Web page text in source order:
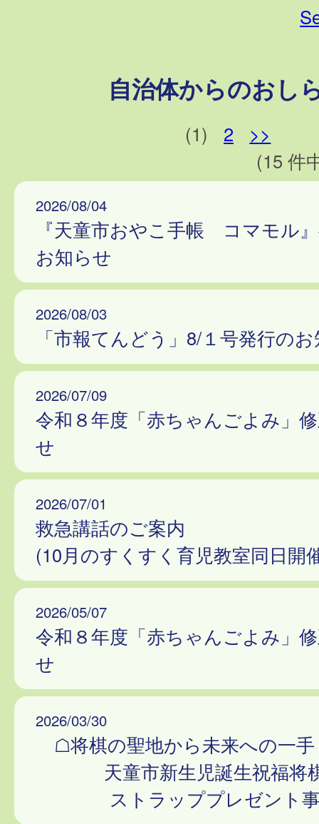
自治体からのおし
(1) 2
>>
(15 件
2026/08/04
『天童市おやこ手帳 コマモル
お知らせ
2026/08/03
「市報てんどう」8/１号発行の
2026/07/09
令和８年度「赤ちゃんごよみ」
せ
2026/07/01
救急講話のご案内
(10月のすくすく育児教室同日開
2026/05/07
令和８年度「赤ちゃんごよみ」
せ
2026/03/30
☖将棋の聖地から未来への
天童市新生児誕生祝福将
ストラッププレゼント